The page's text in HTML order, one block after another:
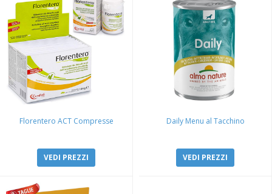
Florentero ACT Compresse
VEDI PREZZI
Daily Menu al Tacchino
VEDI PREZZI